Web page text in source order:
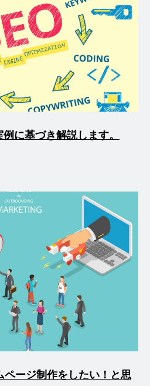
に基づき解説します。
ページ制作をしたい！と思